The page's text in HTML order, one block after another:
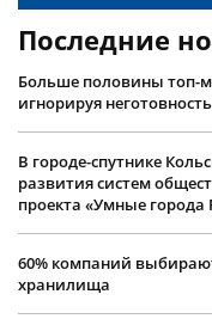
Последние
Больше половины топ-
игнорируя
В городе-спутнике
развития систем
проекта «Умные города
60% компаний
хранилища